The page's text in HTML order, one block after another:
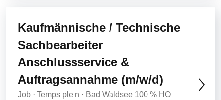
Kaufmännische / Technische
Sachbearbeiter
Anschlussservice &
Auftragsannahme (m/w/d)
Job · Temps plein · Bad Waldsee 100 % HO